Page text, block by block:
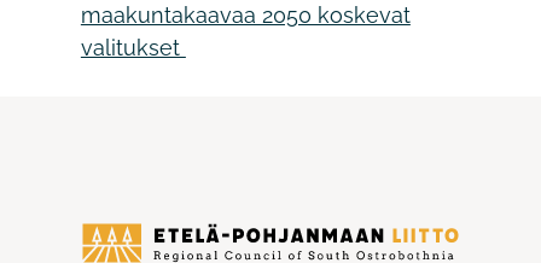
maakuntakaavaa 2050 koskevat
valitukset
Etelä-